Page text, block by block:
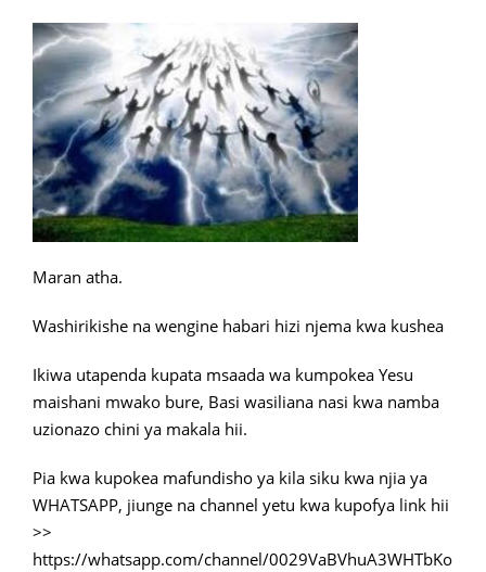
Maran atha.
Washirikishe na wengine habari hizi njema kwa kushea
Ikiwa utapenda kupata msaada wa kumpokea Yesu
maishani mwako bure, Basi wasiliana nasi kwa namba
uzionazo chini ya makala hii.
Pia kwa kupokea mafundisho ya kila siku kwa njia ya
WHATSAPP, jiunge na channel yetu kwa kupofya link hii
>>
https://whatsapp.com/channel/0029VaBVhuA3WHTbKo